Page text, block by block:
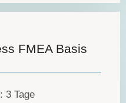
FMEA Basis
3 Tage